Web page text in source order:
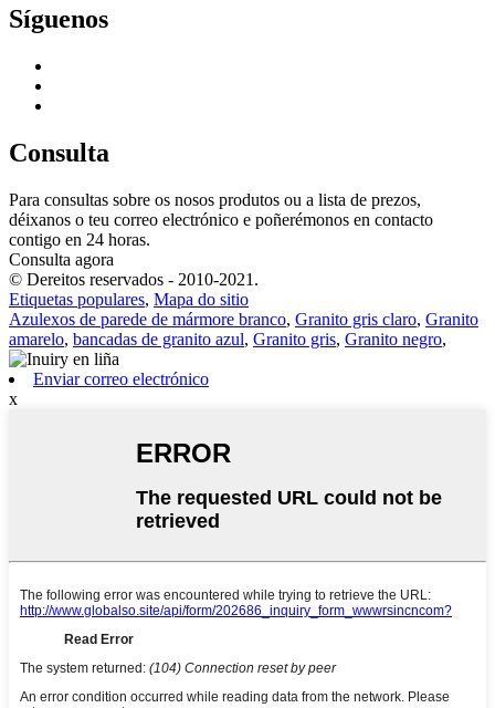
Síguenos
Consulta
Para consultas sobre os nosos produtos ou a lista de prezos,
déixanos o teu correo electrónico e poñerémonos en contacto
contigo en 24 horas.
Consulta agora
© Dereitos reservados - 2010-2021.
Etiquetas populares, Mapa do sitio
Azulexos de parede de mármore branco, Granito gris claro, Granito
amarelo, bancadas de granito azul, Granito gris, Granito negro,
Enviar correo electrónico
x